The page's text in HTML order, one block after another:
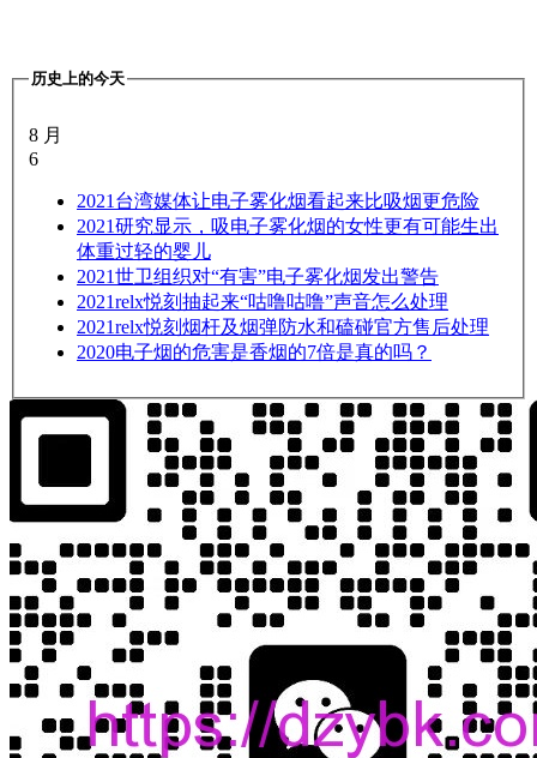
历史上的今天
8 月
6
2021 台湾媒体让电子雾化烟看起来比吸烟更危险
2021研究显示，吸电子雾化烟的女性更有可能生出
体重过轻的婴儿
2021世卫组织对“有害”电子雾化烟发出警告
2021relx悦刻抽起来“咕噜咕噜”声音怎么处理
2021relx悦刻烟杆及烟弹防水和磕碰官方售后处理
2020电子烟的危害是香烟的7倍是真的吗？